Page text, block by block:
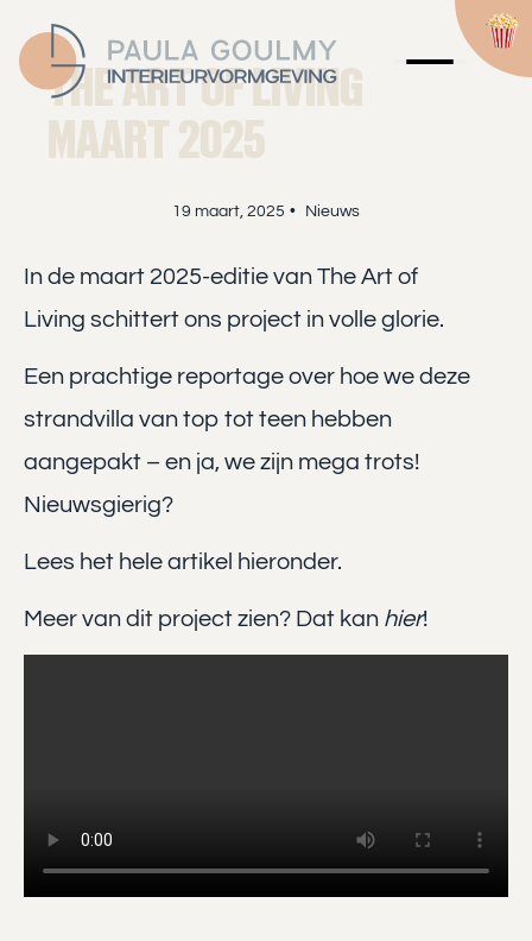
THE ART OF LIVING
MAART 2025
19 maart, 2025 • Nieuws
In de maart 2025-editie van The Art of
Living schittert ons project in volle glorie.
Een prachtige reportage over hoe we deze
strandvilla van top tot teen hebben
aangepakt – en ja, we zijn mega trots!
Nieuwsgierig?
Lees het hele artikel hieronder.
Meer van dit project zien? Dat kan hier!